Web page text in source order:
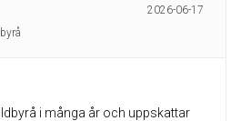
2026-06-17
i många år och uppskattar